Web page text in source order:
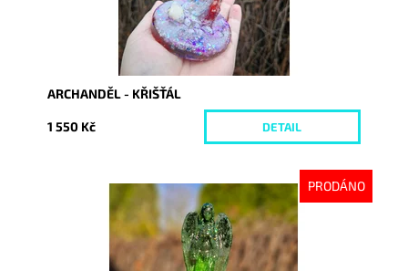
ARCHANDĚL - KŘIŠŤÁL
1 550 Kč DETAIL
PRODÁNO
Dostupnost:
Vyprodáno
10418